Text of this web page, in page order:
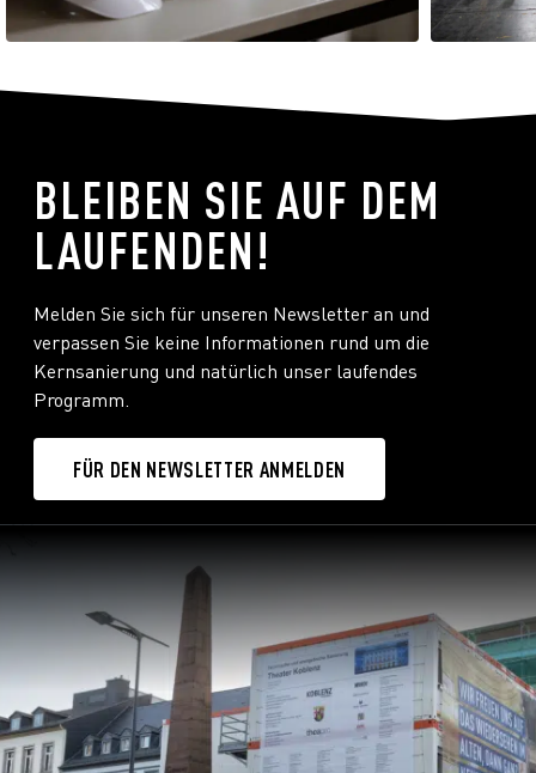
BLEIBEN SIE AUF DEM
LAUFENDEN!
Melden Sie sich für unseren Newsletter an und
verpassen Sie keine Informationen rund um die
Kernsanierung und natürlich unser laufendes
Programm.
FÜR DEN NEWSLETTER ANMELDEN